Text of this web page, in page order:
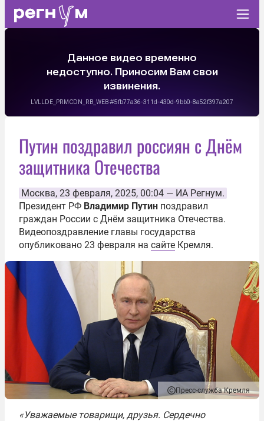
Путин поздравил россиян с Днём
защитника Отечества
Москва, 23 февраля, 2025, 00:04 — ИА Регнум.
Президент РФ Владимир Путин поздравил
граждан России с Днём защитника Отечества.
Видеопоздравление главы государства
опубликовано 23 февраля на сайте Кремля.
Пресс-служба Кремля
«Уважаемые товарищи, друзья. Сердечно